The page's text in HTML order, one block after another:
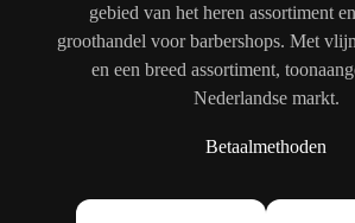
gebied van het heren assortiment
groothandel voor barbershops. Met
en een breed assortiment,
Nederlandse markt.
Betaalmethoden